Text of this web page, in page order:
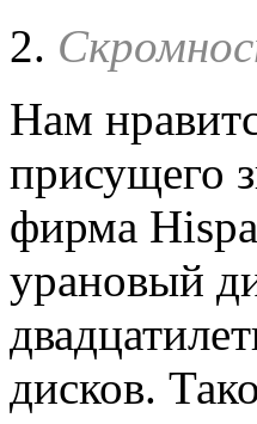
2.
Нам
присущего
фирма
урановый
дисков.